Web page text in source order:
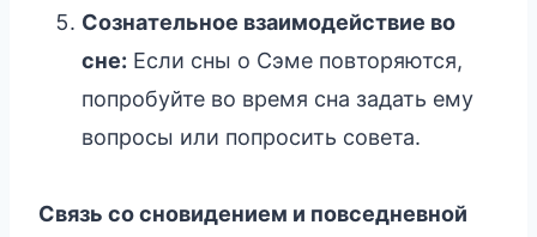
Сознательное взаимодействие во
сне: Если сны о Сэме повторяются,
попробуйте во время сна задать ему
вопросы или попросить совета.
Связь со сновидением и повседневной